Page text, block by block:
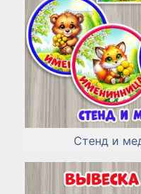
Стенд и